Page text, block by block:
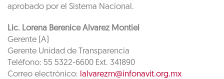
aprobado por el Sistema Nacional.
Lic. Lorena Berenice Alvarez Montiel
Gerente (A)
Gerente Unidad de Transparencia
Teléfono: 55 5322-6600 Ext. 341890
Correo electrónico: lalvarezm@infonavit.org.mx